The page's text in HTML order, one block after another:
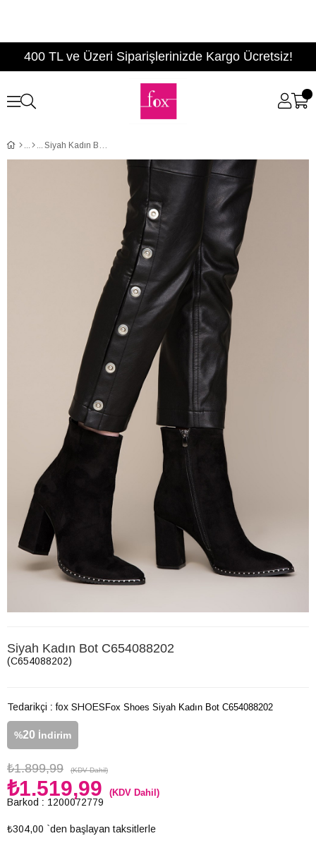
400 TL ve Üzeri Siparişlerinizde Kargo Ücretsiz!
Siyah Kadın Bot C654088202
Siyah Kadın Bot C654088202
(C654088202)
Tedarikçi : fox SHOES
%20 İndirim
₺1.899,99 (KDV Dahil)
₺1.519,99 (KDV Dahil)
Barkod : 1200072779
₺304,00 `den başlayan taksitlerle
Fox Shoes Siyah Kadın Bot C654088202